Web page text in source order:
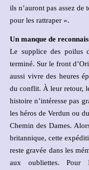
ils n’auront pas assez de
pour les rattraper ».
Un manque de
Le supplice des poilus
terminé. Sur le front
aussi vivre des heures
du conflit. À leur retour,
histoire n’intéresse pas
les héros de Verdun ou du
Chemin des Dames.
britannique, cette
reste gravée dans les
aux oubliettes. Pour